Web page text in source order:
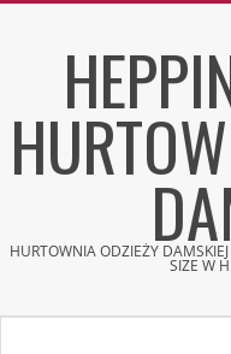
HURTOWNIA ODZIEŻY
SIZE W